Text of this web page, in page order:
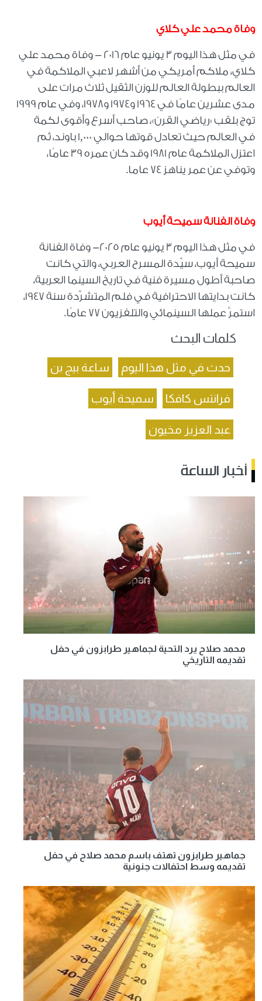
وفاة محمد علي كلاي
في مثل هذا اليوم 3 يونيو عام 2016 - وفاة محمد علي
كلاي، ملاكم أمريكي من أشهر لاعبي الملاكمة في
العالم ببطولة العالم للوزن الثقيل ثلاث مرات على
مدى عشرين عامًا في 1964 و1974 و1978، وفي عام 1999
توج بلقب «رياضي القرن»، صاحب أسرع وأقوى لكمة
في العالم حيث تعادل قوتها حوالي 1,000 باوند، ثم
اعتزل الملاكمة عام 1981 وقد كان عمره 39 عامًا،
وتوفي عن عمر يناهز 74 عاما.
وفاة الفنانة سميحة أيوب
في مثل هذا اليوم 3 يونيو عام 2025- وفاة الفنانة
سميحة أيوب، سيِّدة المسرح العربي، والتي كانت
صاحبة أطول مسيرة فنية في تاريخ السينما العربية،
كانت بدايتها الاحترافية في فلم المتشرِّدة سنة 1947،
استمرَّ عملها السينمائي والتلفزيون 77 عامًا.
كلمات البحث
حدث في مثل هذا اليوم ساعة بيج بن
فرانتس كافكا سميحة أيوب
عبد العزيز مخيون
أخبار الساعة
محمد صلاح يرد التحية لجماهير طرابزون في حفل
تقديمه التاريخي
جماهير طرابزون تهتف باسم محمد صلاح في حفل
تقديمه وسط احتفالات جنونية